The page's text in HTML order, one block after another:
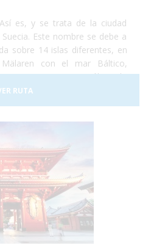
Así es, y se trata de la ciudad
Este nombre se debe a
sobre 14 islas diferentes, en
con el mar Báltico,
puentes. No sólo es la
la puede considerar como una
en muchos de los campos
ciudad de Estocolmo!¡No
por nada, ¡Sólo de
RUTA